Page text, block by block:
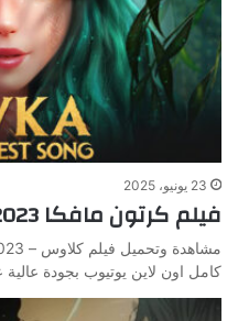
23 يونيو، 2025
فيلم كرتون مافكا 2023 مدبلج HD اون لاين
كامل اون لاين يوتيوب بجودة